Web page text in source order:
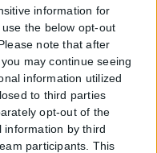
information for
the below opt-out
note that after
may continue seeing
information utilized
to third parties
opt-out of the
information by third
participants. This